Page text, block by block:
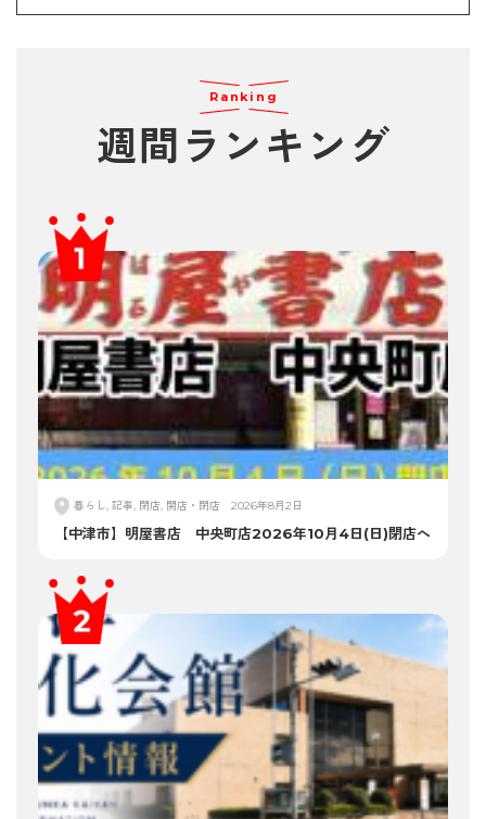
Ranking
週間ランキング
暮らし, 記事, 閉店, 開店・閉店 2026年8月2日
【中津市】明屋書店 中央町店2026年10月4日(日)閉店へ